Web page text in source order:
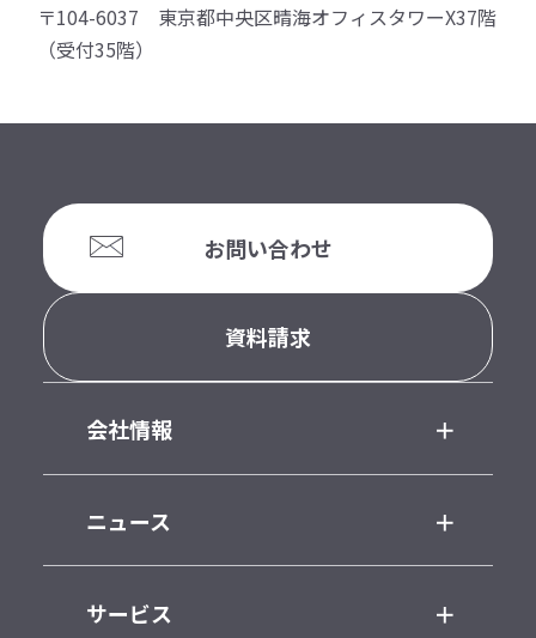
〒104-6037 東京都中央区晴海オフィスタワーX37階
（受付35階）
お問い合わせ
資料請求
会社情報
ニュース
サービス